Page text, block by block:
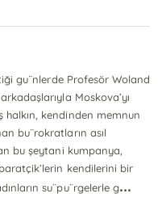
gu¨nlerde Profesör Woland
Moskova’yı
kendinden memnun
bu¨rokratların asıl
bu şeytani kumpanya,
kendilerini bir
su¨pu¨rgelerle g...